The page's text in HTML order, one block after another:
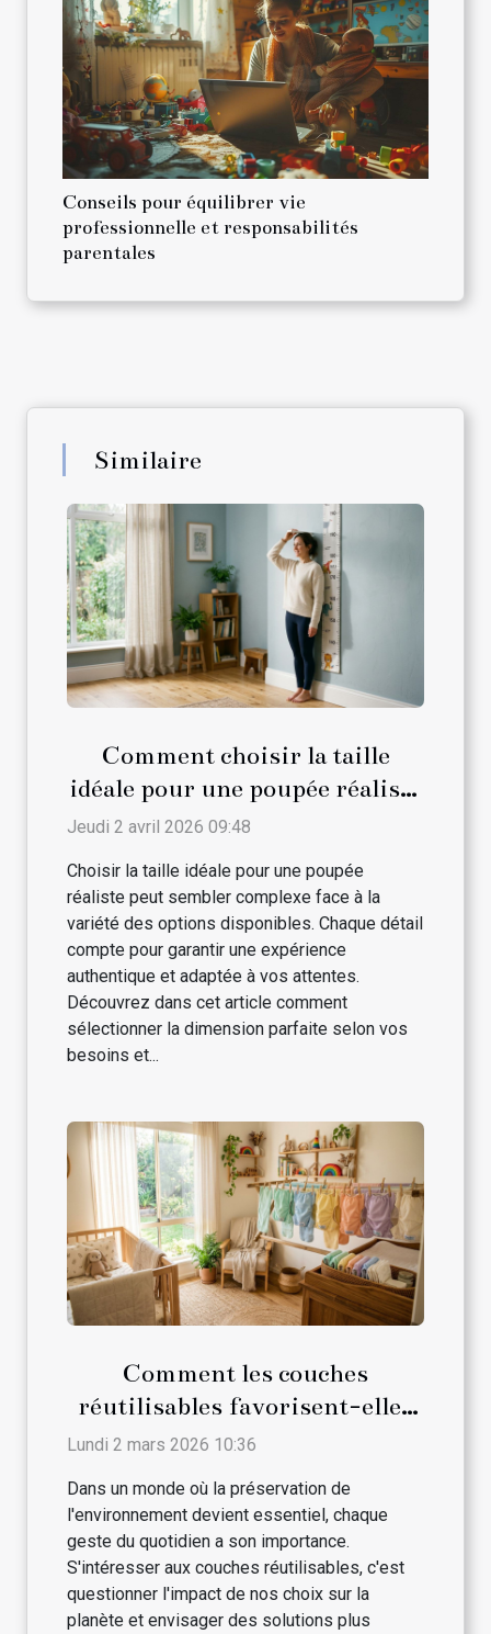
Conseils pour équilibrer vie
professionnelle et responsabilités
parentales
Similaire
Comment choisir la taille
idéale pour une poupée réaliste
?
Jeudi 2 avril 2026 09:48
Choisir la taille idéale pour une poupée
réaliste peut sembler complexe face à la
variété des options disponibles. Chaque détail
compte pour garantir une expérience
authentique et adaptée à vos attentes.
Découvrez dans cet article comment
sélectionner la dimension parfaite selon vos
besoins et...
Comment les couches
réutilisables favorisent-elles
le développement durable ?
Lundi 2 mars 2026 10:36
Dans un monde où la préservation de
l'environnement devient essentiel, chaque
geste du quotidien a son importance.
S'intéresser aux couches réutilisables, c'est
questionner l'impact de nos choix sur la
planète et envisager des solutions plus